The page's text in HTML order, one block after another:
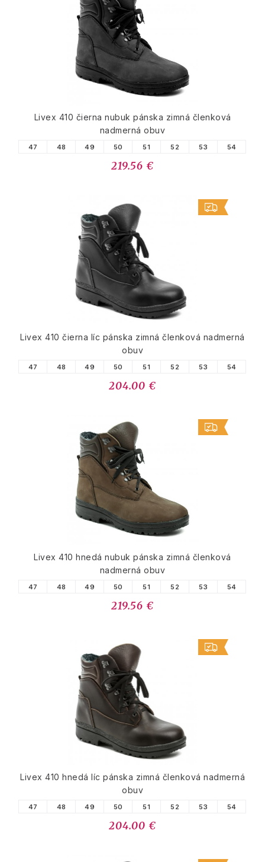
Livex 410 čierna nubuk pánska zimná členková
nadmerná obuv
47 48 49 50 51 52 53 54
219.56 €
Livex 410 čierna líc pánska zimná členková nadmerná
obuv
47 48 49 50 51 52 53 54
204.00 €
Livex 410 hnedá nubuk pánska zimná členková
nadmerná obuv
47 48 49 50 51 52 53 54
219.56 €
Livex 410 hnedá líc pánska zimná členková nadmerná
obuv
47 48 49 50 51 52 53 54
204.00 €